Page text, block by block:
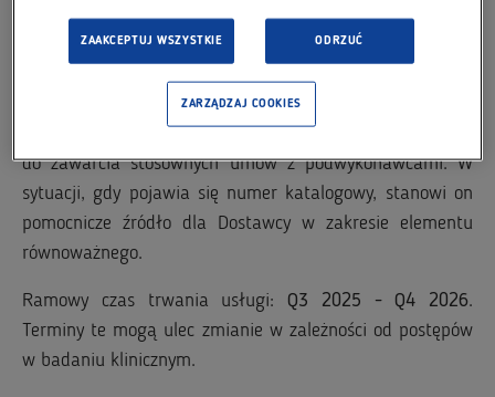
Zamawiający przewiduje 4 wzory etykiet bezpośrednich.
celu wykonania całości lub części usług przedstawionych
w tym zapytaniu ofertowym. Dostawca jest zobowiązany
do zawarcia stosownych umów z podwykonawcami. W
sytuacji, gdy pojawia się numer katalogowy, stanowi on
pomocnicze źródło dla Dostawcy w zakresie elementu
równoważnego.
Ramowy czas trwania usługi: Q3 2025 - Q4 2026.
Terminy te mogą ulec zmianie w zależności od postępów
w badaniu klinicznym.
ZAAKCEPTUJ WSZYSTKIE ODRZUĆ
ZARZĄDZAJ COOKIES